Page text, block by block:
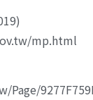
mp.html